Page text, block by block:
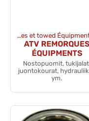
Remorques et towed
ATV REMORQUES
ÉQUIPMENTS
Nostopuomit,
juontokourat,
ym.
‪» Transmission et